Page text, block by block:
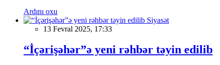
Ardını oxu
Siyasət
13 Fevral 2025, 17:33
“İçərişəhər”ə yeni rəhbər təyin edilib